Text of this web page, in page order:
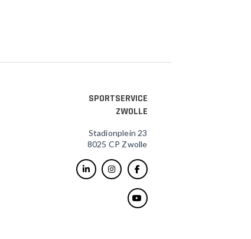
SPORTSERVICE
ZWOLLE
Stadionplein 23
8025 CP Zwolle